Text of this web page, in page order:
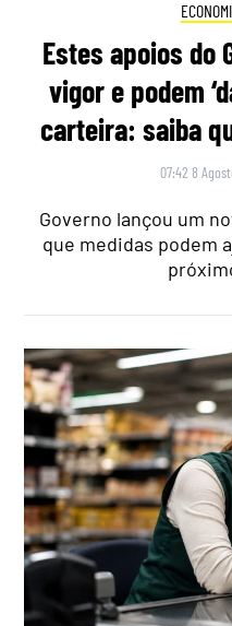
Estes apoios do
vigor e podem
carteira: saiba
07:42 8
Governo lançou um
que medidas podem